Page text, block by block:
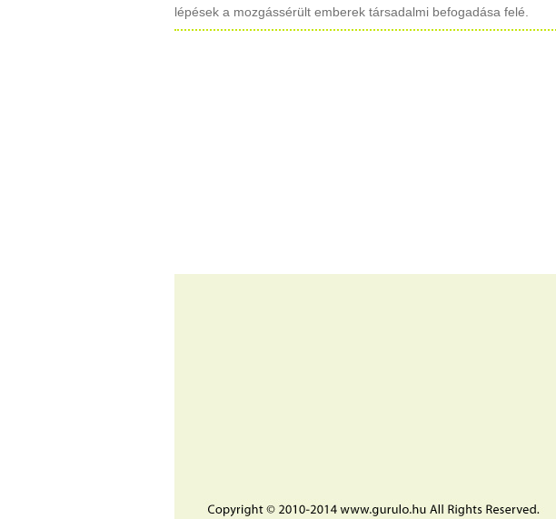
lépések a mozgássérült emberek társadalmi befogadása felé.